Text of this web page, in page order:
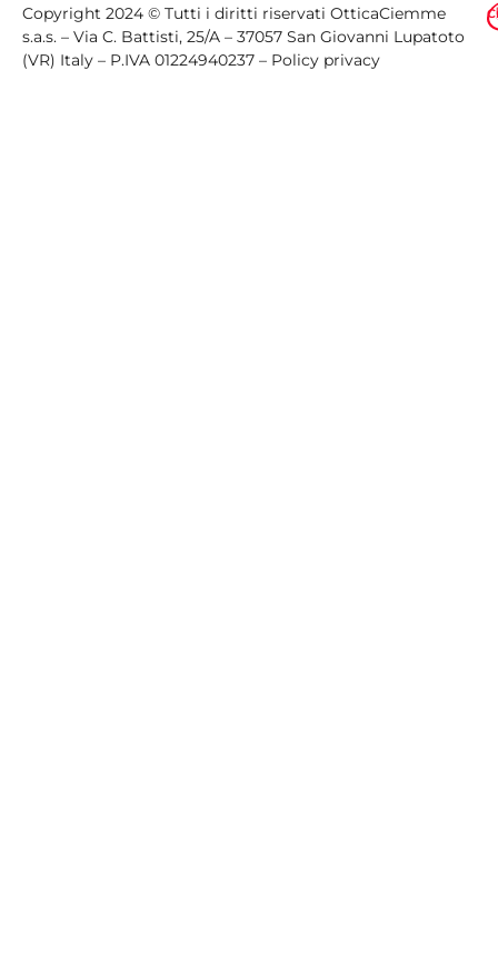
Copyright 2024 © Tutti i diritti riservati OtticaCiemme
s.a.s. – Via C. Battisti, 25/A – 37057 San Giovanni Lupatoto
(VR) Italy – P.IVA 01224940237 – Policy privacy